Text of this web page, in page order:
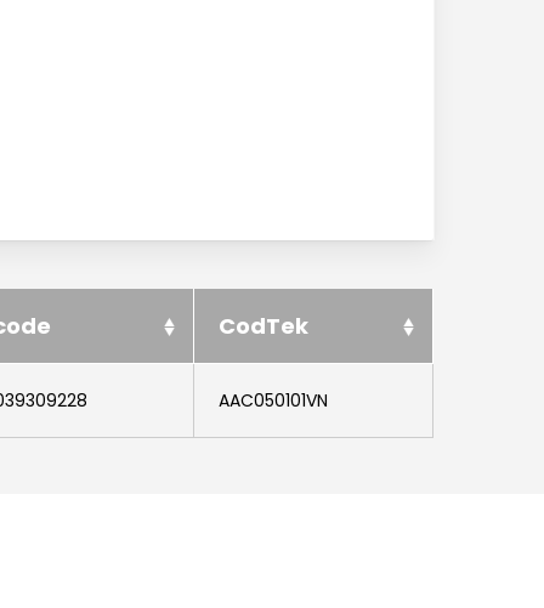
CodTek
AAC050101VN
Lavora con noi
Contatti